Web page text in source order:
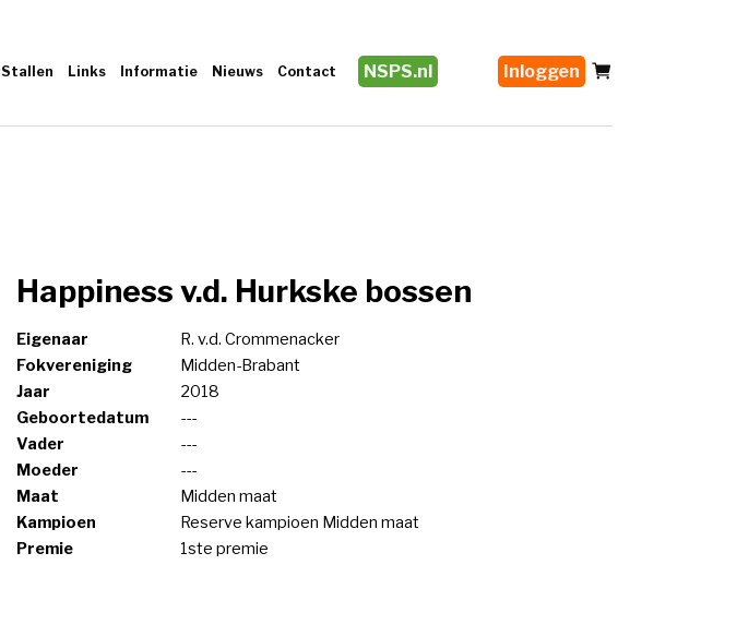
Stallen Links Informatie Nieuws Contact NSPS.nl Inloggen
Happiness v.d. Hurkske bossen
Eigenaar
R. v.d. Crommenacker
Fokvereniging
Midden-Brabant
Jaar
2018
Geboortedatum
---
Vader
---
Moeder
---
Maat
Midden maat
Kampioen
Reserve kampioen Midden maat
Premie
1ste premie